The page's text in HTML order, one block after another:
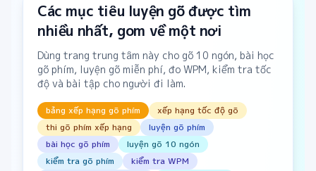
Các mục tiêu luyện gõ được tìm
nhiều nhất, gom về một nơi
Dùng trang trung tâm này cho gõ 10 ngón, bài học
gõ phím, luyện gõ miễn phí, đo WPM, kiểm tra tốc
độ và bài tập cho người đi làm.
bảng xếp hạng gõ phím
xếp hạng tốc độ gõ
thi gõ phím xếp hạng
luyện gõ phím
bài học gõ phím
luyện gõ 10 ngón
kiểm tra gõ phím
kiểm tra WPM